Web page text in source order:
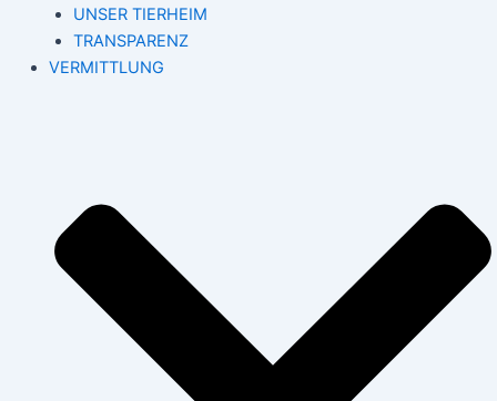
UNSER TIERHEIM
TRANSPARENZ
VERMITTLUNG